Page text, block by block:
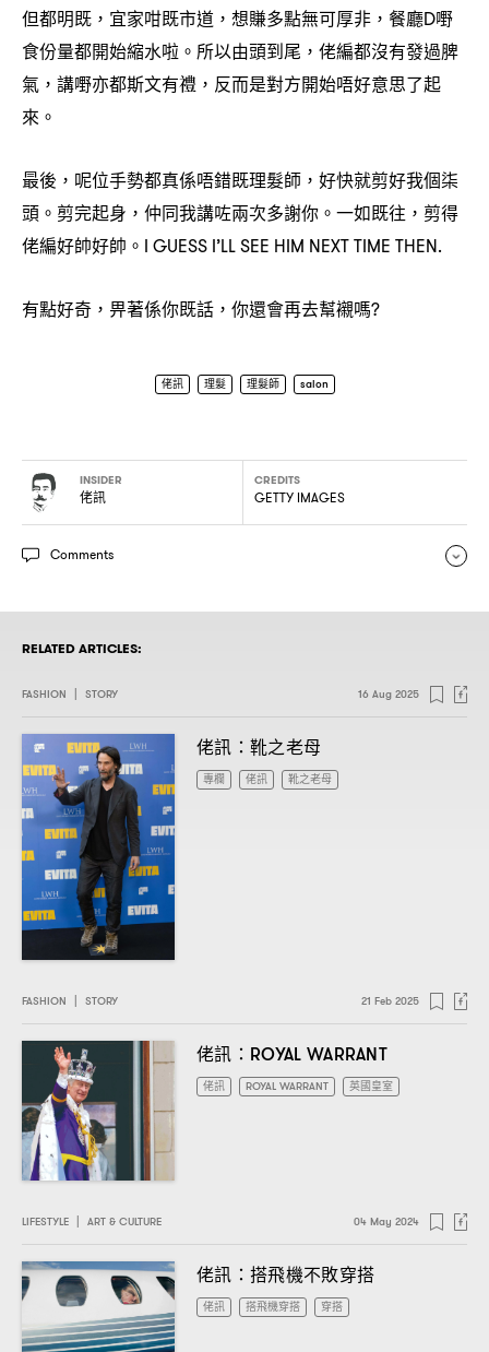
但都明既 ， 宜家咁既市道 ， 想賺多點無可厚非 ， 餐廳D嘢
食份量都開始縮水啦。所以由頭到尾 ， 佬編都沒有發過脾
氣 ， 講嘢亦都斯文有禮 ， 反而是對方開始唔好意思了起
來。
最後 ， 呢位手勢都真係唔錯既理髮師 ， 好快就剪好我個柒
頭。剪完起身 ， 仲同我講咗兩次多謝你。一如既往 ， 剪得
佬編好帥好帥。 I GUESS I’LL SEE HIM NEXT TIME THEN.
有點好奇 ， 畀著係你既話 ， 你還會再去幫襯嗎?
佬訊 理髮 理髮師 salon
INSIDER
佬訊
CREDITS
GETTY IMAGES
Comments
RELATED ARTICLES:
FASHION STORY 16 Aug 2025
佬訊 ： 靴之老母
專欄 佬訊 靴之老母
FASHION | STORY 21 Feb 2025
佬訊 ：ROYAL WARRANT
佬訊 ROYAL WARRANT 英國皇室
LIFESTYLE ART & CULTURE 04 May 2024
佬訊 ： 搭飛機不敗穿搭
佬訊 搭飛機穿搭 穿搭